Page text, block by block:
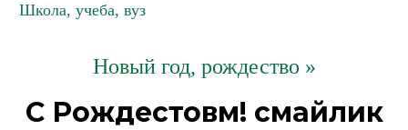
Школа, учеба, вуз
Новый год, рождество »
С Рождестовм! смайлик